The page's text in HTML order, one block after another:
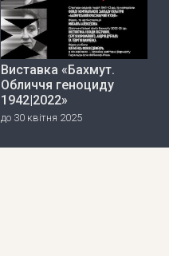
Виставка «Бахмут.
Обличчя геноциду
1942|2022»
до 30 квітня 2025